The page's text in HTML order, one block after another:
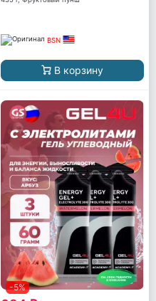
BSN
В корзину
-5%